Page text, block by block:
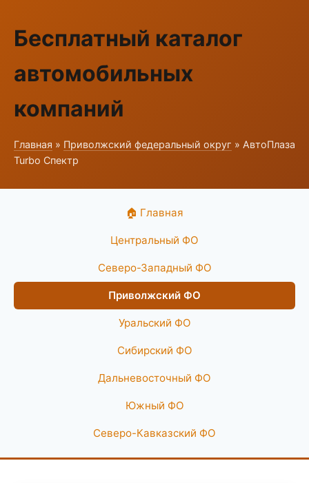
Бесплатный каталог
автомобильных
компаний
Главная » Приволжский федеральный округ » АвтоПлаза
Turbo Спектр
🏠 Главная
Центральный ФО
Северо-Западный ФО
Приволжский ФО
Уральский ФО
Сибирский ФО
Дальневосточный ФО
Южный ФО
Северо-Кавказский ФО